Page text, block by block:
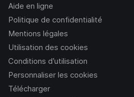
Aide en ligne
Politique de confidentialité
Mentions légales
Utilisation des cookies
Conditions d’utilisation
Personnaliser les cookies
Télécharger